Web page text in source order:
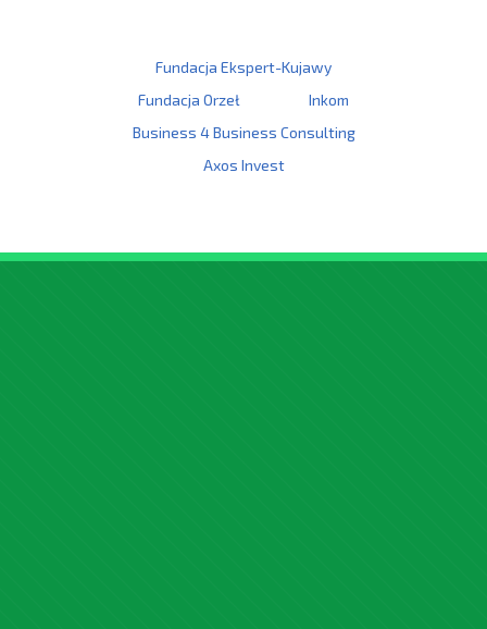
Fundacja Ekspert-Kujawy
Fundacja Orzeł
Inkom
Business 4 Business Consulting
Axos Invest